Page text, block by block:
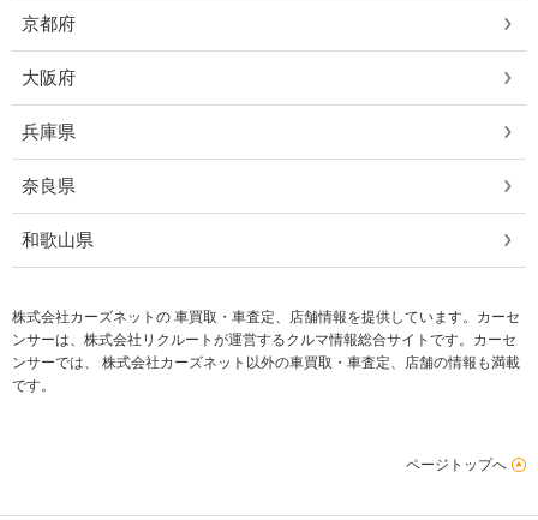
京都府
大阪府
兵庫県
奈良県
和歌山県
株式会社カーズネットの 車買取・車査定、店舗情報を提供しています。カーセ
ンサーは、株式会社リクルートが運営するクルマ情報総合サイトです。カーセ
ンサーでは、 株式会社カーズネット以外の車買取・車査定、店舗の情報も満載
です。
ページトップへ